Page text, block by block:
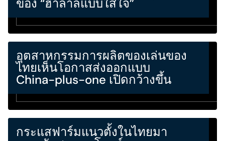
อุตสาหกรรมการผลิตของเล่นของ
ไทยเห็นโอกาสส่งออกแบบ
China-plus-one เปิดกว้างขึ้น
กระแสฟาร์มแนวตั้งในไทยมา